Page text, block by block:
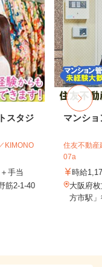
スタジ
KIMONO
手当
筋2-1-40
マンシ
住友不動産
07a
時給
大阪府
方市駅